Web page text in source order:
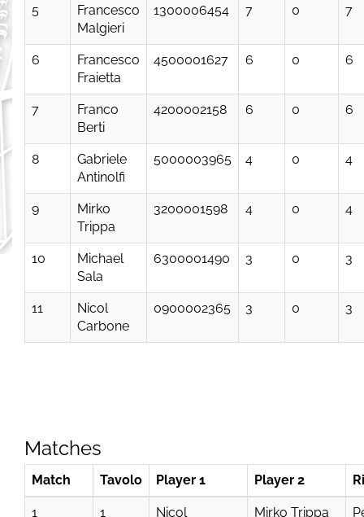
5
Francesco
Malgieri
1300006454 7 0 7
6
Francesco
Fraietta
4500001627 6 0 6
7
Franco
Berti
4200002158 6 0 6
8
Gabriele
Antinolfi
5000003965 4 0 4
9
Mirko
Trippa
3200001598 4 0 4
10
Michael
Sala
6300001490 3 0 3
11
Nicol
Carbone
0900002365 3 0 3
Matches
Match Tavolo Player 1 Player 2
1 1
Nicol
Mirko Trippa